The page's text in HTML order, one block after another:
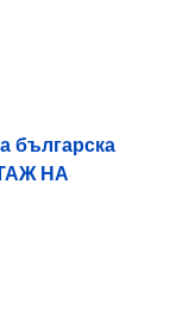
българска
НА